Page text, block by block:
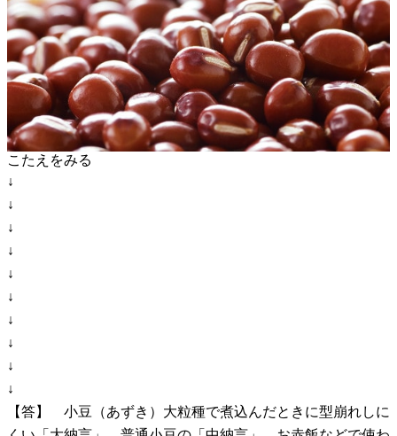
こたえをみる
↓
↓
↓
↓
↓
↓
↓
↓
↓
↓
【答】 小豆（あずき）大粒種で煮込んだときに型崩れしに